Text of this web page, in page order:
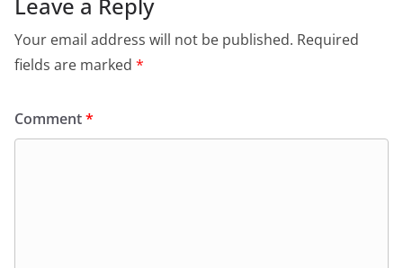
Your email address will not be published. Required
fields are marked *
Comment*